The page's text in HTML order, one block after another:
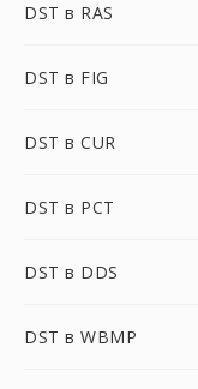
DST в RAS
DST в FIG
DST в CUR
DST в PCT
DST в DDS
DST в WBMP